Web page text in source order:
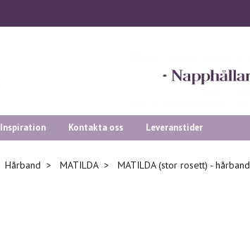
Inspiration Kontakta oss Leveranstider
Hårband MATILDA MATILDA (stor rosett) - hårband